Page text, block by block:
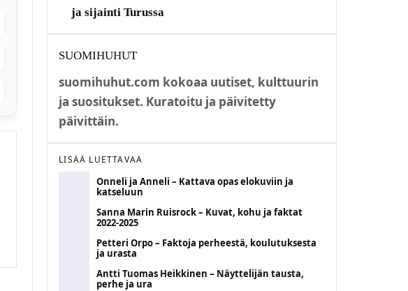
ja sijainti Turussa
SUOMIHUHUT
suomihuhut.com kokoaa uutiset, kulttuurin
ja suositukset. Kuratoitu ja päivitetty
päivittäin.
LISÄÄ LUETTAVAA
Onneli ja Anneli – Kattava opas elokuviin ja
katseluun
Sanna Marin Ruisrock – Kuvat, kohu ja faktat
2022-2025
Petteri Orpo – Faktoja perheestä, koulutuksesta
ja urasta
Antti Tuomas Heikkinen – Näyttelijän tausta,
perhe ja ura